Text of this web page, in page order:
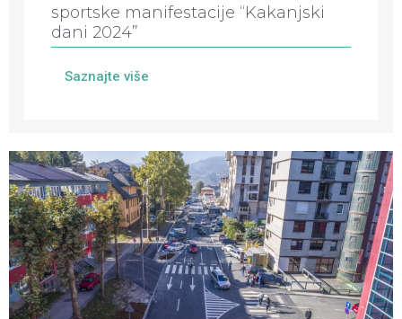
sportske manifestacije “Kakanjski
dani 2024”
Saznajte više